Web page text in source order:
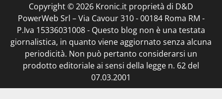
Copyright © 2026 Kronic.it proprietà di D&D
PowerWeb Srl – Via Cavour 310 - 00184 Roma RM -
P.Iva 15336031008 - Questo blog non è una testata
giornalistica, in quanto viene aggiornato senza alcuna
periodicità. Non può pertanto considerarsi un
prodotto editoriale ai sensi della legge n. 62 del
07.03.2001